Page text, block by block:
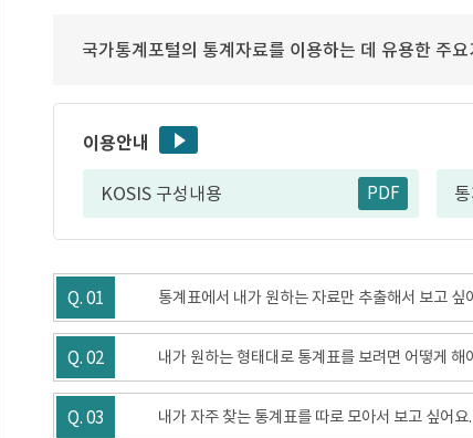
국가통계포털의 통계자료를 이용하는 데 유용한 주
이용안내
KOSIS 구성내용 PDF
Q. 01 통계표에서 내가 원하는 자료만 추출해서 보고 싶
Q. 02 내가 원하는 형태대로 통계표를 보려면 어떻게 해
Q. 03 내가 자주 찾는 통계표를 따로 모아서 보고 싶어요.